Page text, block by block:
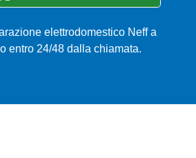
elettrodomestico Neff a
entro 24/48 dalla chiamata.